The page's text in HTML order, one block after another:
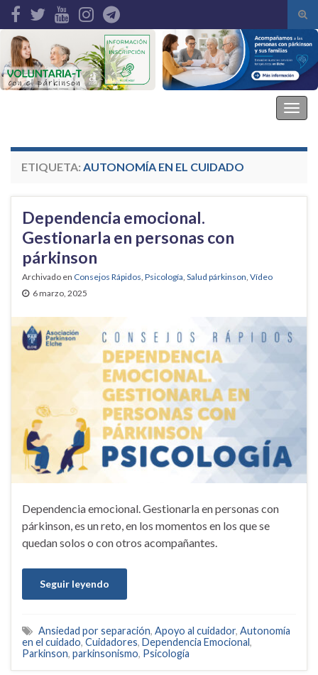
de
Search for:
ETIQUETA: AUTONOMÍA EN EL CUIDADO
Dependencia emocional.
Gestionarla en personas con
párkinson
Archivado en Consejos Rápidos, Psicología, Salud párkinson, Vídeo
6 marzo, 2025
Dependencia emocional. Gestionarla en personas con
párkinson, es un reto, en los momentos en los que se
quedan solos o con otros acompañantes.
Seguir leyendo
Ansiedad por separación, Apoyo al cuidador, Autonomía
en el cuidado, Cuidadores, Dependencia Emocional,
Parkinson, parkinsonismo, Psicología